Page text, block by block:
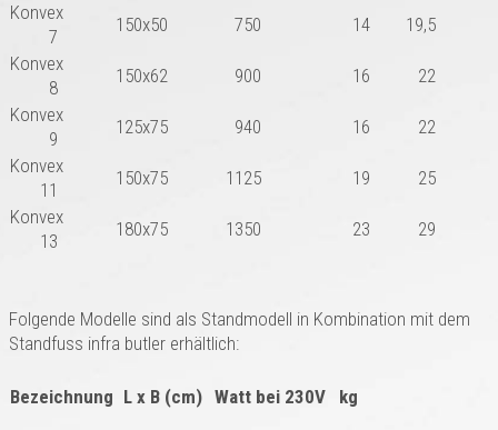
Konvex
7
150x50 750 14
19,5
Konvex
8
150x62 900 16
22
Konvex
9
125x75 940 16
22
Konvex
11
150x75 1125 19
25
Konvex
13
180x75 1350 23 29
Folgende Modelle sind als Standmodell in Kombination mit dem
Standfuss infra butler erhältlich:
Bezeichnung L x B (cm) Watt bei 230V kg